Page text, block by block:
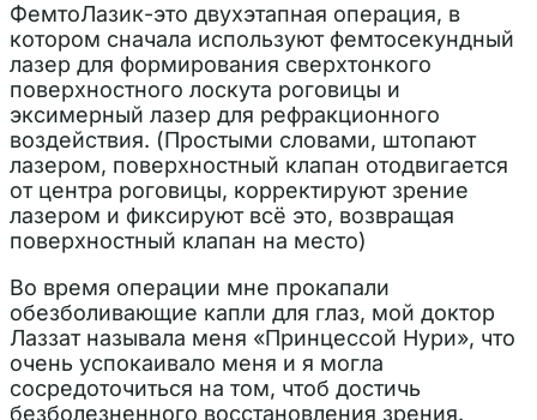
ФемтоЛазик-это двухэтапная операция, в
котором сначала используют фемтосекундный
лазер для формирования сверхтонкого
поверхностного лоскута роговицы и
эксимерный лазер для рефракционного
воздействия. (Простыми словами, штопают
лазером, поверхностный клапан отодвигается
от центра роговицы, корректируют зрение
лазером и фиксируют всё это, возвращая
поверхностный клапан на место)
Во время операции мне прокапали
обезболивающие капли для глаз, мой доктор
Лаззат называла меня «Принцессой Нури», что
очень успокаивало меня и я могла
сосредоточиться на том, чтоб достичь
безболезненного восстановления зрения.